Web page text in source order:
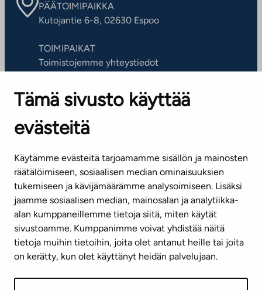
Tämä sivusto käyttää
evästeitä
Käytämme evästeitä tarjoamamme sisällön ja mainosten
räätälöimiseen, sosiaalisen median ominaisuuksien
tukemiseen ja kävijämäärämme analysoimiseen. Lisäksi
jaamme sosiaalisen median, mainosalan ja analytiikka-
alan kumppaneillemme tietoja siitä, miten käytät
sivustoamme. Kumppanimme voivat yhdistää näitä
tietoja muihin tietoihin, joita olet antanut heille tai joita
on kerätty, kun olet käyttänyt heidän palvelujaan.
PÄÄTOIMIPAIKKA
Kutojantie 6-8, 02630 Espoo
TOIMIPAIKAT
Toimistojemme yhteystiedot
ASIAKASPALVELUKESKUS
Puh. 045 7734 3777
(arkisin klo 8-16)
info@ta.fi
Tilaa uutiskirje
Mediapankki